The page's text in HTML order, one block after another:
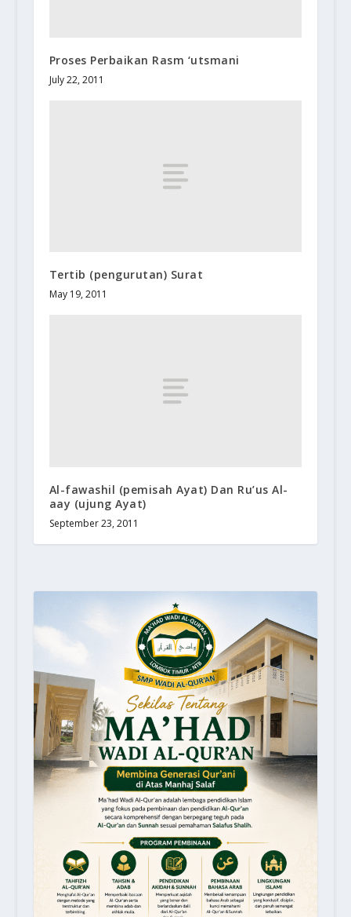
Proses Perbaikan Rasm ‘utsmani
July 22, 2011
Tertib (pengurutan) Surat
May 19, 2011
Al-fawashil (pemisah Ayat) Dan Ru’us Al-
aay (ujung Ayat)
September 23, 2011